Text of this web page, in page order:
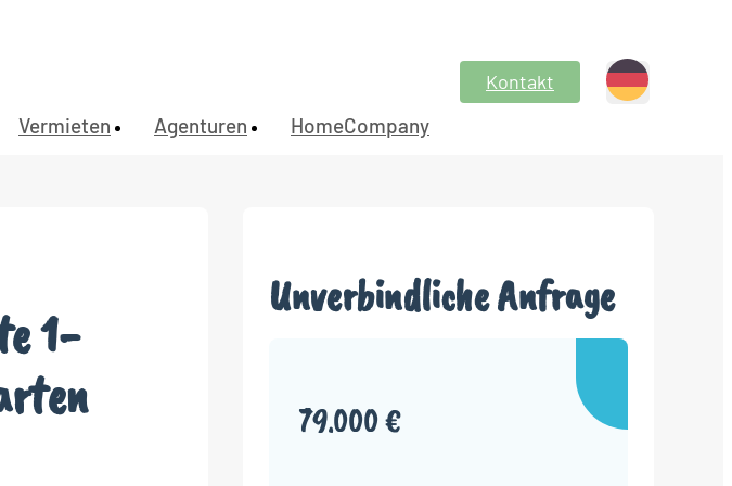
Vermieten Agenturen HomeCompany
Kontakt
1-
Unverbindliche Anfrage
79.000 €